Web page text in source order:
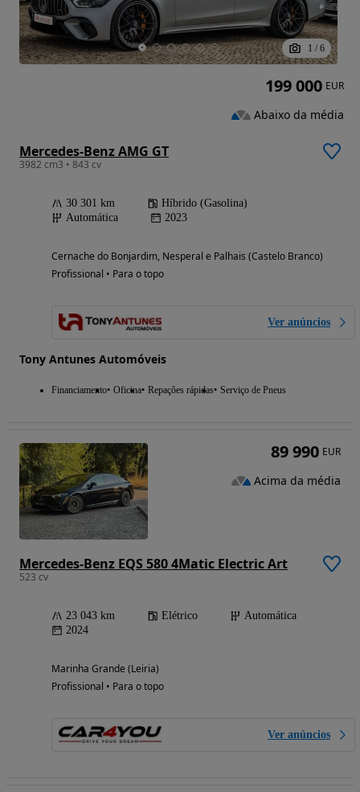
1 / 6
Mercedes-Benz AMG GT
3982 cm3 • 843 cv
30 301 km
Híbrido (Gasolina)
Automática
2023
Cernache do Bonjardim, Nesperal e Palhais (Castelo Branco)
Profissional • Para o topo
Ver anúncios
Tony Antunes Automóveis
Financiamento Oficina Repações rápidas Serviço de Pneus
199 000 EUR
Abaixo da média
Mercedes-Benz EQS 580 4Matic Electric Art
523 cv
23 043 km Elétrico
Automática
2024
Marinha Grande (Leiria)
Profissional • Para o topo
Ver anúncios
89 990 EUR
Acima da média